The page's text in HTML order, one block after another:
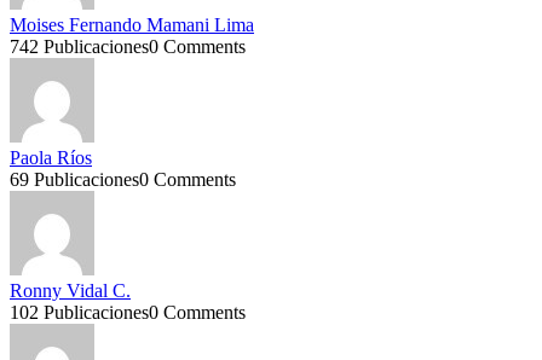
Moises Fernando Mamani Lima
742 Publicaciones0 Comments
Paola Ríos
69 Publicaciones0 Comments
Ronny Vidal C.
102 Publicaciones0 Comments